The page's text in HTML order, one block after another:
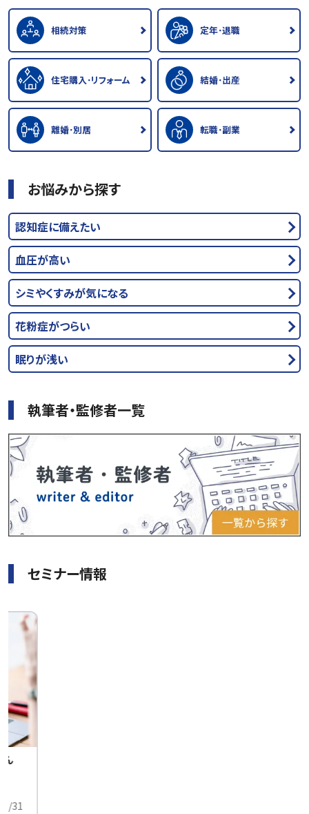
相続対策 定年･退職
住宅購入･リフォーム 結婚･出産
離婚･別居 転職･副業
お悩みから探す
認知症に備えたい
血圧が高い
シミやくすみが気になる
花粉症がつらい
眠りが浅い
執筆者・監修者一覧
セミナー情報
ん
31